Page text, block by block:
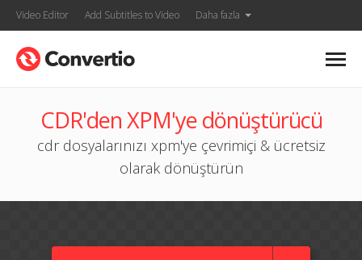
Video Editor Add Subtitles to Video Daha fazla
CDR'den XPM'ye dönüştürücü
cdr dosyalarınızı xpm'ye çevrimiçi & ücretsiz
olarak dönüştürün